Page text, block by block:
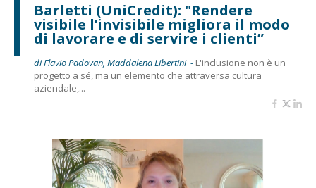
Barletti (UniCredit): "Rendere
visibile l’invisibile migliora il modo
di lavorare e di servire i clienti”
di Flavio Padovan, Maddalena Libertini - L'inclusione non è un
progetto a sé, ma un elemento che attraversa cultura
aziendale,...